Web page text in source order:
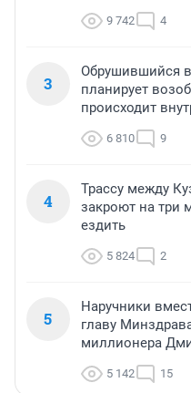
9 742 4
3
Обрушившийся в
планирует
происходит
6 810 9
4
Трассу между
закроют на три
ездить
5 824 2
5
Наручники
главу
миллионера
5 142 15